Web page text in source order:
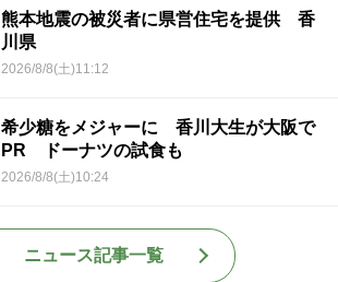
熊本地震の被災者に県営住宅を提供 香
川県
2026/8/8(土)11:12
希少糖をメジャーに 香川大生が大阪で
PR ドーナツの試食も
2026/8/8(土)10:24
ニュース記事一覧